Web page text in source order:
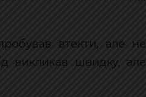
втекти, але не
викликав швидку, але